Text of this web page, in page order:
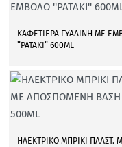
ΚΑΦΕΤΙΕΡΑ ΓΥΑΛΙΝΗ ΜΕ
”PATAKI” 600ML
ΗΛΕΚΤΡΙΚΟ ΜΠΡΙΚΙ ΠΛΑΣΤ.